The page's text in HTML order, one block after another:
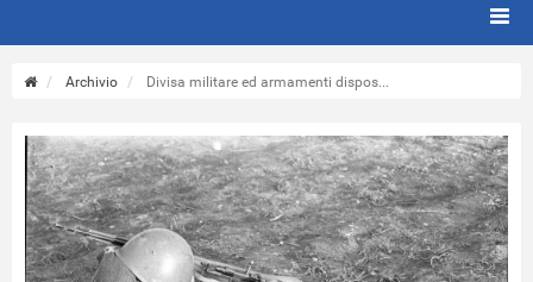
Archivio Divisa militare ed armamenti dispos...